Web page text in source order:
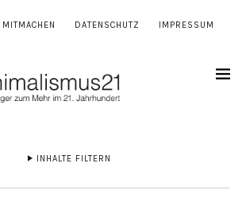
MITMACHEN DATENSCHUTZ IMPRESSUM
INHALTE FILTERN